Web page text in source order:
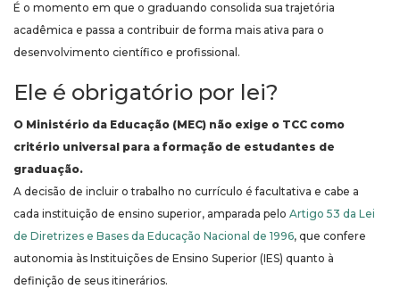
É o momento em que o graduando consolida sua trajetória
acadêmica e passa a contribuir de forma mais ativa para o
desenvolvimento científico e profissional.
Ele é obrigatório por lei?
O Ministério da Educação (MEC) não exige o TCC como
critério universal para a formação de estudantes de
graduação.
A decisão de incluir o trabalho no currículo é facultativa e cabe a
cada instituição de ensino superior, amparada pelo Artigo 53 da Lei
de Diretrizes e Bases da Educação Nacional de 1996, que confere
autonomia às Instituições de Ensino Superior (IES) quanto à
definição de seus itinerários.